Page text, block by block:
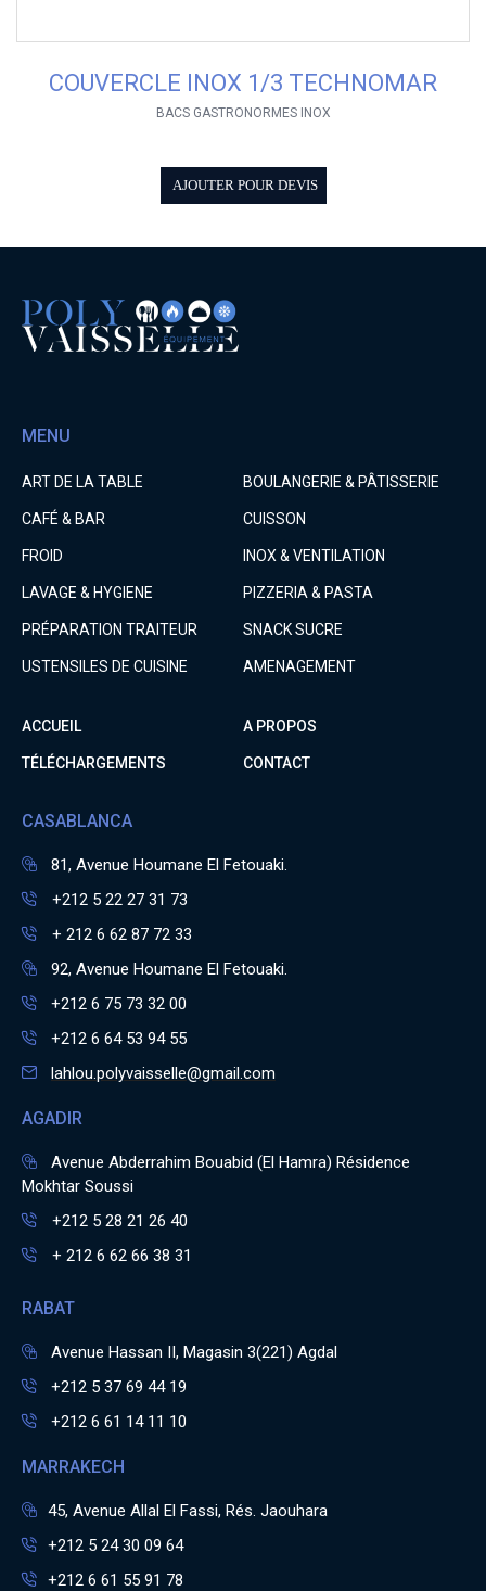
COUVERCLE INOX 1/3 TECHNOMAR
BACS GASTRONORMES INOX
AJOUTER POUR DEVIS
MENU
ART DE LA TABLE BOULANGERIE & PÂTISSERIE
CAFÉ & BAR CUISSON
FROID INOX & VENTILATION
LAVAGE & HYGIENE PIZZERIA & PASTA
PRÉPARATION TRAITEUR SNACK SUCRE
USTENSILES DE CUISINE AMENAGEMENT
ACCUEIL A PROPOS
TÉLÉCHARGEMENTS CONTACT
CASABLANCA
81, Avenue Houmane El Fetouaki.
+212 5 22 27 31 73
+ 212 6 62 87 72 33
92, Avenue Houmane El Fetouaki.
+212 6 75 73 32 00
+212 6 64 53 94 55
lahlou.polyvaisselle@gmail.com
AGADIR
Avenue Abderrahim Bouabid (El Hamra) Résidence
Mokhtar Soussi
+212 5 28 21 26 40
+ 212 6 62 66 38 31
RABAT
Avenue Hassan II, Magasin 3(221) Agdal
+212 5 37 69 44 19
+212 6 61 14 11 10
MARRAKECH
45, Avenue Allal El Fassi, Rés. Jaouhara
+212 5 24 30 09 64
+212 6 61 55 91 78